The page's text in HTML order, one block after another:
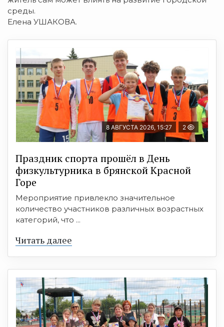
среды.
Елена УШАКОВА.
8 АВГУСТА 2026, 15:27 2
Праздник спорта прошёл в День
физкультурника в брянской Красной
Горе
Мероприятие привлекло значительное
количество участников различных возрастных
категорий, что ...
Читать далее